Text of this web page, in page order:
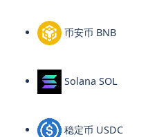
币安币 BNB
Solana SOL
稳定币 USDC